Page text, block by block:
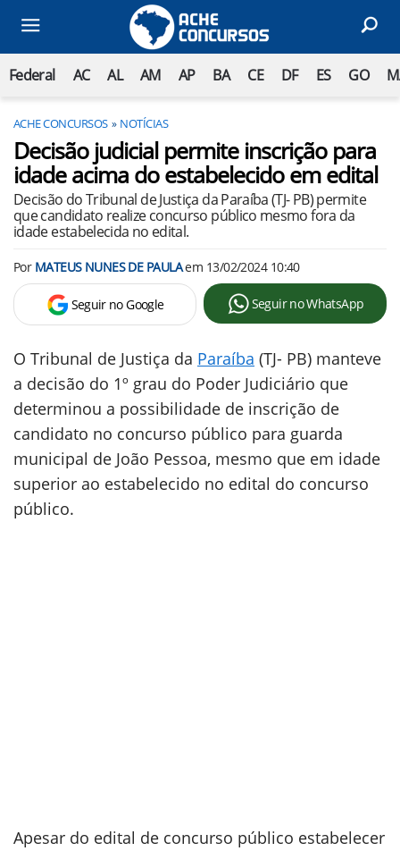
Federal AC AL AM AP BA CE DF ES GO
ACHE CONCURSOS NOTÍCIAS
Decisão judicial permite inscrição para
idade acima do estabelecido em edital
Decisão do Tribunal de Justiça da Paraíba (TJ- PB) permite
que candidato realize concurso público mesmo fora da
idade estabelecida no edital.
Por MATEUS NUNES DE PAULAem 13/02/2024 10:40
Seguir no Google Seguir no WhatsApp
O Tribunal de Justiça da Paraíba (TJ- PB) manteve
a decisão do 1º grau do Poder Judiciário que
determinou a possibilidade de inscrição de
candidato no concurso público para guarda
municipal de João Pessoa, mesmo que em idade
superior ao estabelecido no edital do concurso
público.
Apesar do edital de concurso público estabelecer